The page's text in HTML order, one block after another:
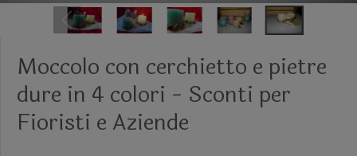
Moccolo con cerchietto e pietre
dure in 4 colori - Sconti per
Fioristi e Aziende